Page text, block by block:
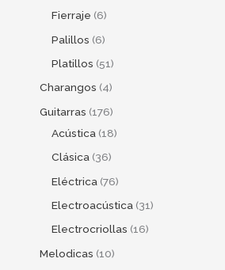
Fierraje 6
Palillos 6
Platillos 51
Charangos 4
Guitarras 176
Acústica 18
Clásica 36
Eléctrica 76
Electroacústica 31
Electrocriollas 16
Melodicas 10